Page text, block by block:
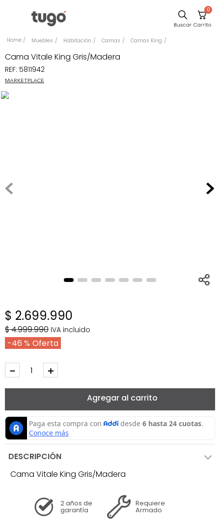
0
Muebles Habitación Camas Camas King
Cama Vitale King Gris/Madera
REF: 5811942
MARKETPLACE
$ 2.699.990
$4.999.990 IVA incluido
46 %
＋
－
Agregar al carrito
DESCRIPCIÓN
Cama Vitale King Gris/Madera
2 años de
garantía
Requiere
Armado
Comedor
Escritorio